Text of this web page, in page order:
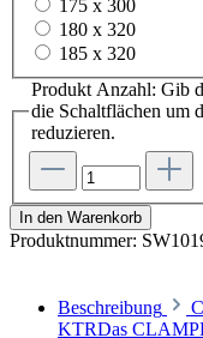
175 x 300
180 x 320
185 x 320
Produkt Anzahl: Gib
die Schaltflächen um
reduzieren.
In den Warenkorb
Produktnummer:
Beschreibung
KTRDas